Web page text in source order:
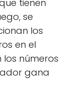
tienen
se
los
en el
números
gana